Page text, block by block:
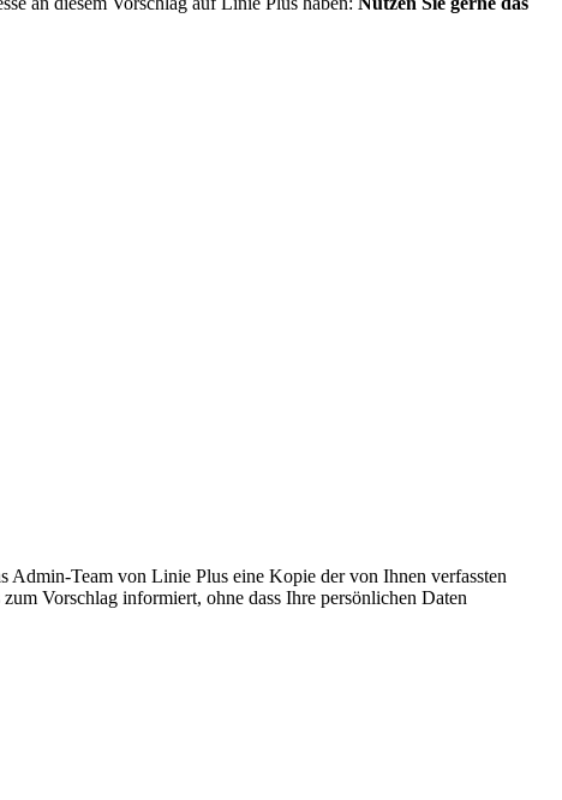
Admin-Team von Linie Plus eine Kopie der von Ihnen verfassten
Vorschlag informiert, ohne dass Ihre persönlichen Daten